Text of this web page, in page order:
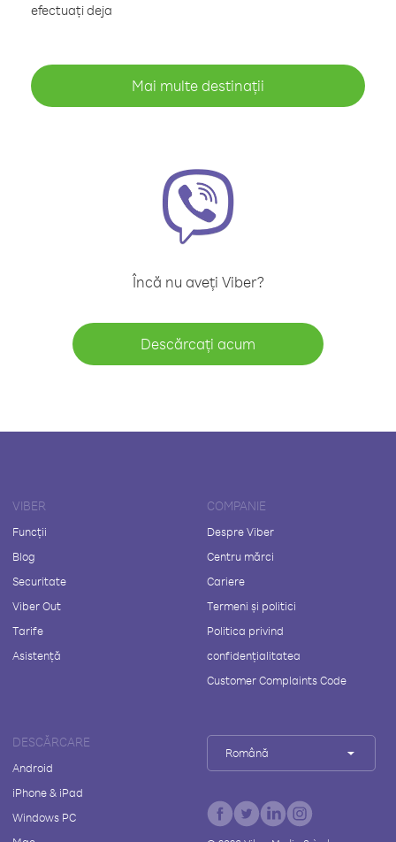
efectuați deja
Mai multe destinații
Încă nu aveți Viber?
Descărcați acum
VIBER
Funcții
Blog
Securitate
Viber Out
Tarife
Asistență
COMPANIE
Despre Viber
Centru mărci
Cariere
Termeni și politici
Politica privind
confidențialitatea
Customer Complaints Code
DESCĂRCARE
Android
iPhone & iPad
Windows PC
Română